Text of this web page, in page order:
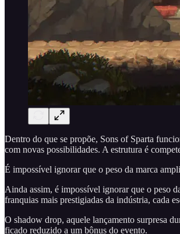
Dentro do que se propõe, Sons of Sparta
com novas possibilidades. A estrutura é
É impossível ignorar que o peso da marca
Ainda assim, é impossível ignorar que o peso
franquias mais prestigiadas da indústria, cada
O shadow drop, aquele lançamento surpresa
ficado reduzido a um bônus do evento.